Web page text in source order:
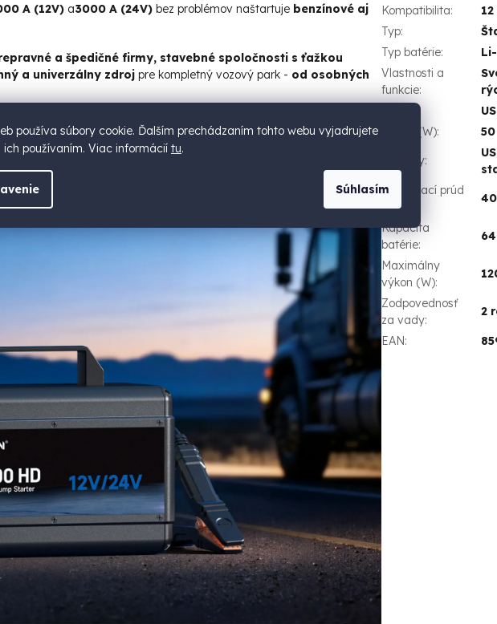
používa súbory cookie. Ďalším prechádzaním tohto webu vyjadrujete
ich používaním. Viac informácií tu.
Súhlasím
A (12V) a3000 A (24V) bez problémov naštartuje benzínové aj
a špedičné firmy, stavebné spoločnosti s ťažkou
a univerzálny zdroj pre kompletný vozový park - od osobných
Kompatibilita:
12
Typ:
Typ batérie:
Vlastnosti a
funkcie:
:
Výkon (W):
Výstupy:
Štartovací prúd
(A):
Kapacita
batérie:
Maximálny
výkon (W):
Zodpovednosť
za vady:
2
EAN: